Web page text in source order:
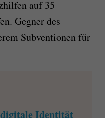
auf 35
Gegner des
Subventionen für
Identität